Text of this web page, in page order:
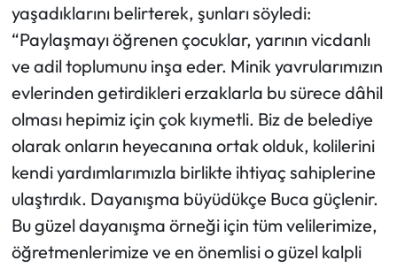
yaşadıklarını belirterek, şunları söyledi:
“Paylaşmayı öğrenen çocuklar, yarının vicdanlı
ve adil toplumunu inşa eder. Minik yavrularımızın
evlerinden getirdikleri erzaklarla bu sürece dâhil
olması hepimiz için çok kıymetli. Biz de belediye
olarak onların heyecanına ortak olduk, kolilerini
kendi yardımlarımızla birlikte ihtiyaç sahiplerine
ulaştırdık. Dayanışma büyüdükçe Buca güçlenir.
Bu güzel dayanışma örneği için tüm velilerimize,
öğretmenlerimize ve en önemlisi o güzel kalpli